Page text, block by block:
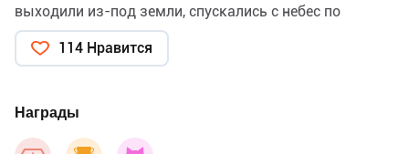
выходили из-под земли, спускались с небес по
березовым ветвям, выныривали из рек и озер. Они
расчесывали свои длинные косы, сидя на бережку и
и заманивали к себе молодых.🍃
Культ великой Берегини был представлен березой -
114 Нравится
Награды